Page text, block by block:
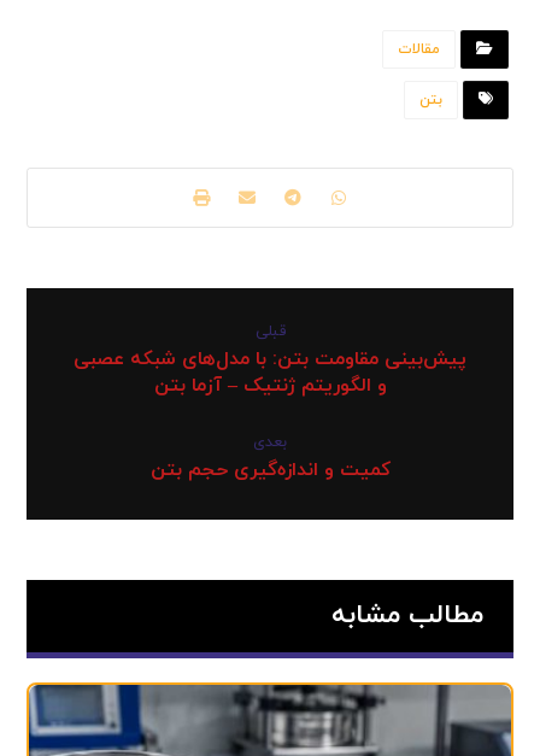
مقالات
بتن
قبلی
پیش‌بینی مقاومت بتن: با مدل‌های شبکه عصبی
و الگوریتم ژنتیک – آزما بتن
بعدی
کمیت و اندازه‌گیری حجم بتن
مطالب مشابه